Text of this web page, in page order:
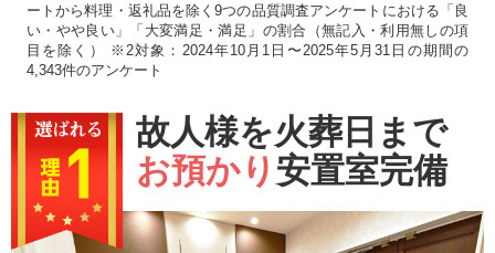
ートから料理・返礼品を除く9つの品質調査アンケートにおける「良
い・やや良い」「大変満足・満足」の割合（無記入・利用無しの項
目を除く） ※2対象：2024年10月1日〜2025年5月31日の期間の
4,343件のアンケート
故人様を火葬日まで
お預かり 安置室完備